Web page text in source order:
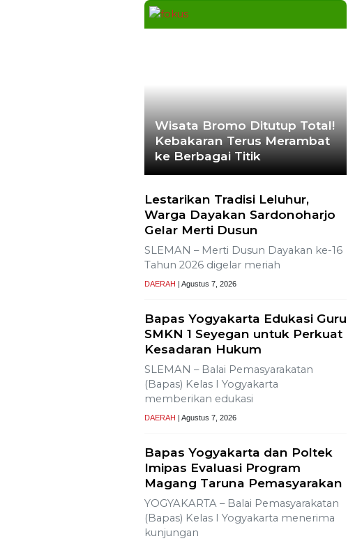
Wisata Bromo Ditutup Total!
Kebakaran Terus Merambat
ke Berbagai Titik
Lestarikan Tradisi Leluhur,
Warga Dayakan Sardonoharjo
Gelar Merti Dusun
SLEMAN – Merti Dusun Dayakan ke-16
Tahun 2026 digelar meriah
DAERAH | Agustus 7, 2026
Bapas Yogyakarta Edukasi Guru
SMKN 1 Seyegan untuk Perkuat
Kesadaran Hukum
SLEMAN – Balai Pemasyarakatan
(Bapas) Kelas I Yogyakarta
memberikan edukasi
DAERAH | Agustus 7, 2026
Bapas Yogyakarta dan Poltek
Imipas Evaluasi Program
Magang Taruna Pemasyarakan
YOGYAKARTA – Balai Pemasyarakatan
(Bapas) Kelas I Yogyakarta menerima
kunjungan